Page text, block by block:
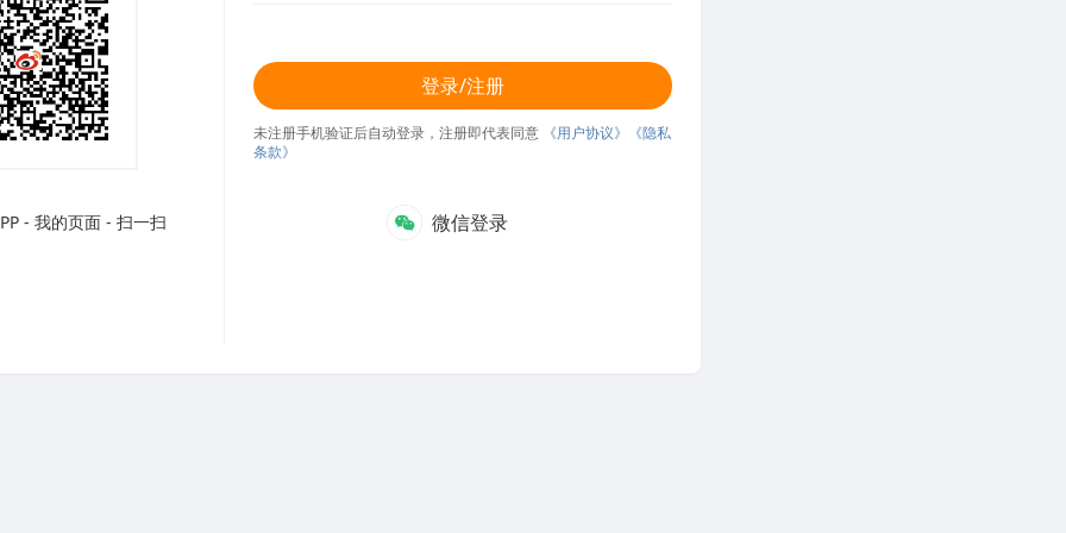
- 我的页面 - 扫一扫
登录/注册
未注册手机验证后自动登录，注册即代表同意 《用户协议》
《隐私
条款》
微信登录